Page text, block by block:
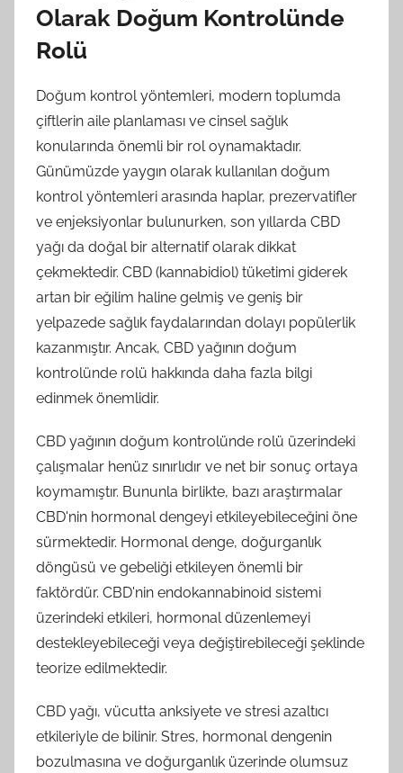
Olarak Doğum Kontrolünde
Rolü
Doğum kontrol yöntemleri, modern toplumda
çiftlerin aile planlaması ve cinsel sağlık
konularında önemli bir rol oynamaktadır.
Günümüzde yaygın olarak kullanılan doğum
kontrol yöntemleri arasında haplar, prezervatifler
ve enjeksiyonlar bulunurken, son yıllarda CBD
yağı da doğal bir alternatif olarak dikkat
çekmektedir. CBD (kannabidiol) tüketimi giderek
artan bir eğilim haline gelmiş ve geniş bir
yelpazede sağlık faydalarından dolayı popülerlik
kazanmıştır. Ancak, CBD yağının doğum
kontrolünde rolü hakkında daha fazla bilgi
edinmek önemlidir.
CBD yağının doğum kontrolünde rolü üzerindeki
çalışmalar henüz sınırlıdır ve net bir sonuç ortaya
koymamıştır. Bununla birlikte, bazı araştırmalar
CBD'nin hormonal dengeyi etkileyebileceğini öne
sürmektedir. Hormonal denge, doğurganlık
döngüsü ve gebeliği etkileyen önemli bir
faktördür. CBD'nin endokannabinoid sistemi
üzerindeki etkileri, hormonal düzenlemeyi
destekleyebileceği veya değiştirebileceği şeklinde
teorize edilmektedir.
CBD yağı, vücutta anksiyete ve stresi azaltıcı
etkileriyle de bilinir. Stres, hormonal dengenin
bozulmasına ve doğurganlık üzerinde olumsuz